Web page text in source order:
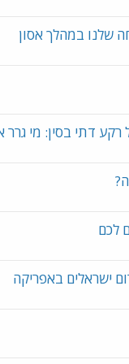
שלנו במהלך אסון
רקע דתי בסין: מי
לכם
ישראלים באפריקה